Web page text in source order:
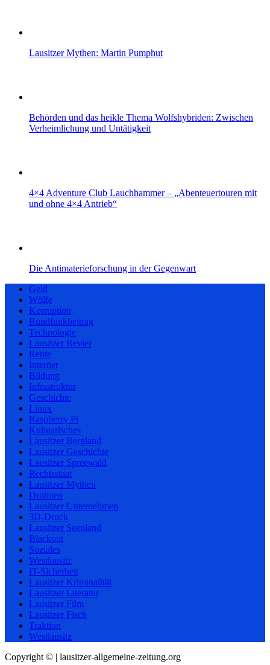
Lausitzer Mythen: Martin Pumphut
Behörden und das heikle Thema Wolfshybriden: Zwischen
Verheimlichung und Untätigkeit
4×4 Adventure Club Lauchhammer – „Abenteuertouren mit
und ohne 4×4 Antrieb“
Die Antimaterieforschung in der Gegenwart
Geld
Wölfe
Korruption
Rundfunkbeitrag
Technologie
Lausitzer Revier
Rente
Internet
Bildung
Infrastruktur
Geschichte
Linux
Raspberry Pi
Kulinarisches
Lausitzer Bergland
Lausitzer Geschichte
Lausitzer Spreewald
Rechtsstaat
Lausitzer Mythen
Drohnen
Lausitzer Unternehmen
3D-Druck
Lausitzer Seenland
Blackout
Soziales
Westlausitz
IT-Sicherheit
Lausitzer Kriminalität
Lausitzer Literatur
Lausitzer Film
Lausitzer Fisch
Traktion
Westlausitz
Copyright © | lausitzer-allgemeine-zeitung.org